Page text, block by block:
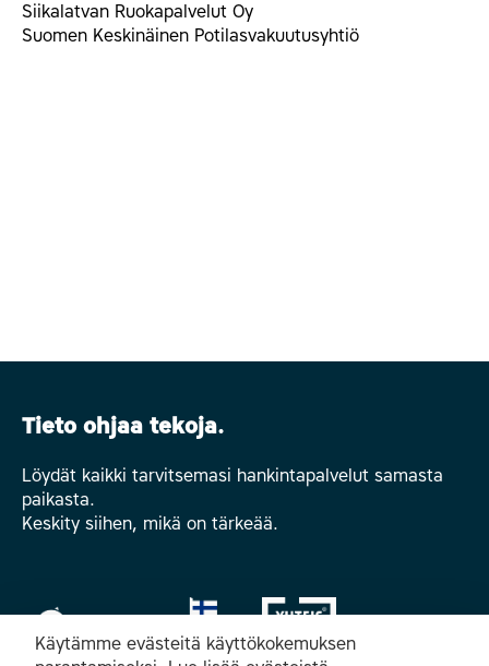
Siikalatvan Ruokapalvelut Oy
Suomen Keskinäinen Potilasvakuutusyhtiö
Tieto ohjaa tekoja.
Löydät kaikki tarvitsemasi hankintapalvelut samasta
paikasta.
Keskity siihen, mikä on tärkeää.
Käytämme evästeitä käyttökokemuksen